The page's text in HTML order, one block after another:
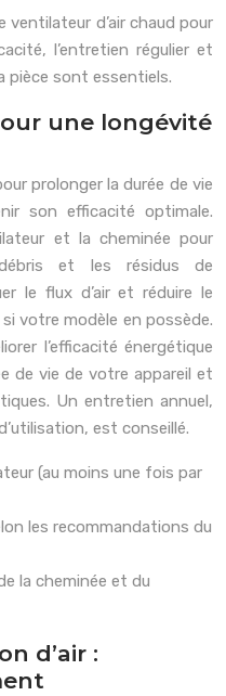
ventilateur d’air chaud pour
l’entretien régulier et
pièce sont essentiels.
une longévité
prolonger la durée de vie
son efficacité optimale.
et la cheminée pour
et les résidus de
le flux d’air et réduire le
votre modèle en possède.
l’efficacité énergétique
de vie de votre appareil et
Un entretien annuel,
est conseillé.
(au moins une fois par
les recommandations du
la cheminée et du
d’air :